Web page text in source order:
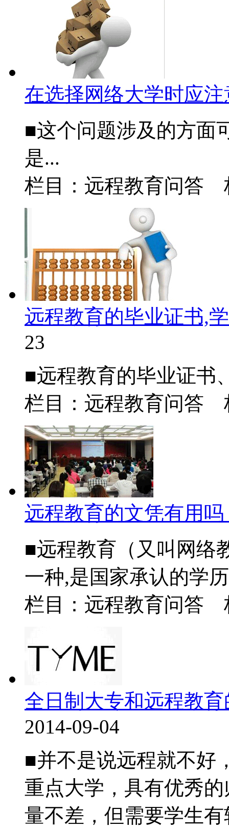
在选择网络大学时应注
■这个问题涉及的方面
是...
栏目：远程教育问
远程教育的毕业证书,
23
■远程教育的毕业证书
栏目：远程教育问
远程教育的文凭有用吗
■远程教育（又叫网络
一种,是国家承认的学
栏目：远程教育问
全日制大专和远程教
2014-09-04
■并不是说远程就不好
重点大学，具有优秀
量不差，但需要学生